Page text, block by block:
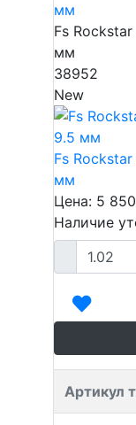
мм
Fs
мм
38952
New
Fs
мм
Цена: 5
Наличие
Артикул